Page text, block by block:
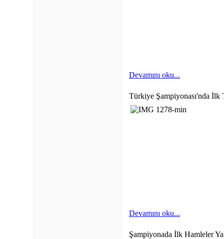
Devamını oku...
Türkiye Şampiyonası'nda İlk
Devamını oku...
Şampiyonada İlk Hamleler